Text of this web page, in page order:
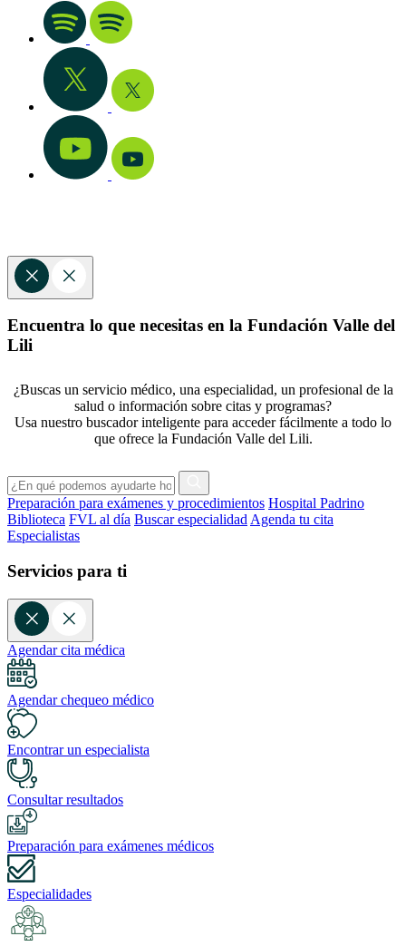
Encuentra lo que necesitas en la Fundación Valle del
Lili
¿Buscas un servicio médico, una especialidad, un profesional de la
salud o información sobre citas y programas?
Usa nuestro buscador inteligente para acceder fácilmente a todo lo
que ofrece la Fundación Valle del Lili.
Preparación para exámenes y procedimientos Hospital Padrino
Biblioteca FVL al día Buscar especialidad Agenda tu cita
Especialistas
Servicios para ti
Agendar cita médica
Agendar chequeo médico
Encontrar un especialista
Consultar resultados
Preparación para exámenes médicos
Especialidades